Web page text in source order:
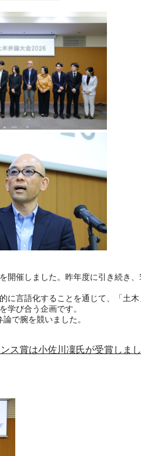
催しました。昨年度に引き続き、
言語化することを通じて、「土木
学び合う企画です。
で腕を競いました。
ス賞は小佐川凜氏が受賞しまし